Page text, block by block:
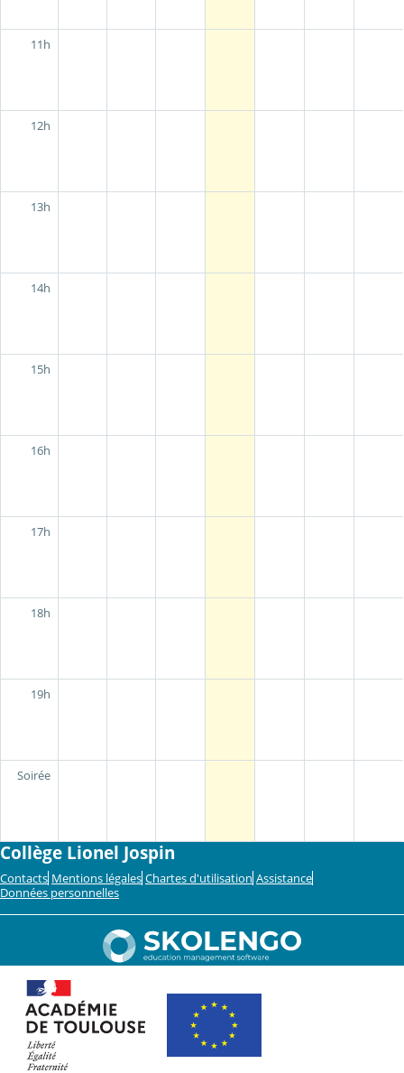
11h
12h
13h
14h
15h
16h
17h
18h
19h
Soirée
Collège Lionel Jospin
Contacts Mentions légales Chartes d'utilisation Assistance
Données personnelles